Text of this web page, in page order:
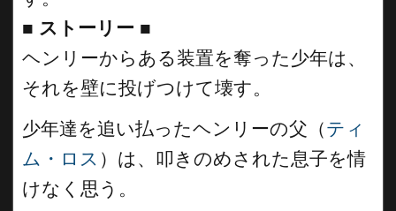
■ ストーリー ■
ヘンリーからある装置を奪った少年は、
それを壁に投げつけて壊す。
少年達を追い払ったヘンリーの父（ティ
ム・ロス ）は、叩きのめされた息子を情
けなく思う。